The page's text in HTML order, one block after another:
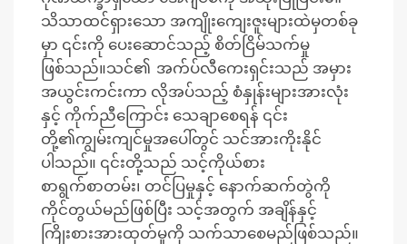
သိသာထင်ရှားသော အကျိုးကျေးဇူးများထဲမှတစ်ခု
မှာ ၎င်းကို ပေးဆောင်သည့် စိတ်ငြိမ်သက်မှု
ဖြစ်သည်။သင်၏ အက်ပ်လီကေးရှင်းသည် အမှား
အယွင်းကင်းကာ လိုအပ်သည့် စံနှုန်းများအားလုံး
နှင့် ကိုက်ညီကြောင်း သေချာစေရန် ၎င်း
တို့၏ကျွမ်းကျင်မှုအပေါ်တွင် သင်အားကိုးနိုင်
ပါသည်။ ၎င်းတို့သည် သင့်ကိုယ်စား
စာရွက်စာတမ်း၊ တင်ပြမှုနှင့် နောက်ဆက်တွဲကို
ကိုင်တွယ်မည်ဖြစ်ပြီး သင့်အတွက် အချိန်နှင့်
ကြိုးစားအားထုတ်မှုကို သက်သာစေမည်ဖြစ်သည်။